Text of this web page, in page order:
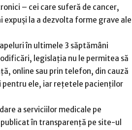
– cei care suferă de cancer,
expuși la a dezvolta forme grave ale
în ultimele 3 săptămâni
legislația nu le permitea să
online sau prin telefon, din cauză
pentru ele, iar rețetele pacienților
a serviciilor medicale pe
în transparență pe site-ul